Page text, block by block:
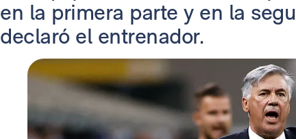
en la primera parte y en la
declaró el entrenador.